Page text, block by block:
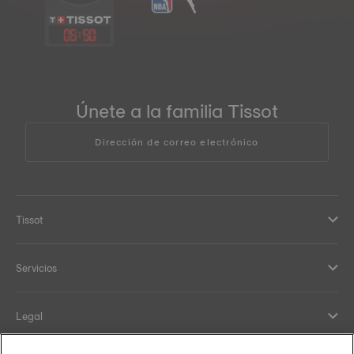
05:50
Únete a la familia Tissot
Dirección de correo electrónico
Tissot
Servicios
Legal